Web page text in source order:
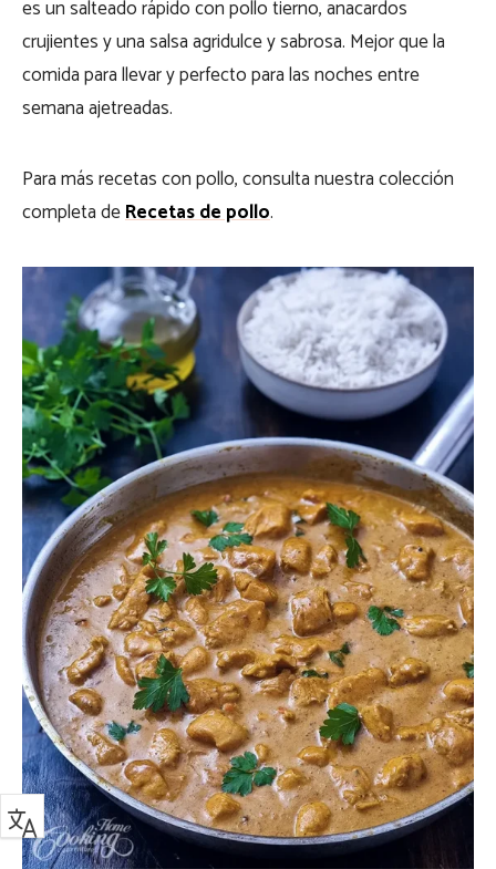
es un salteado rápido con pollo tierno, anacardos
crujientes y una salsa agridulce y sabrosa. Mejor que la
comida para llevar y perfecto para las noches entre
semana ajetreadas.
Para más recetas con pollo, consulta nuestra colección
completa deRecetas de pollo.